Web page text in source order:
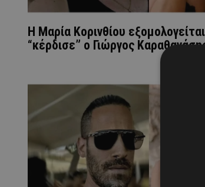
Η Μαρία Κορινθίου
“κέρδισε” ο Γιώργος